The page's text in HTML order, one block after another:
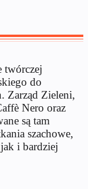
twórczej
do
Zarząd Zieleni,
Nero oraz
są tam
szachowe,
i bardziej